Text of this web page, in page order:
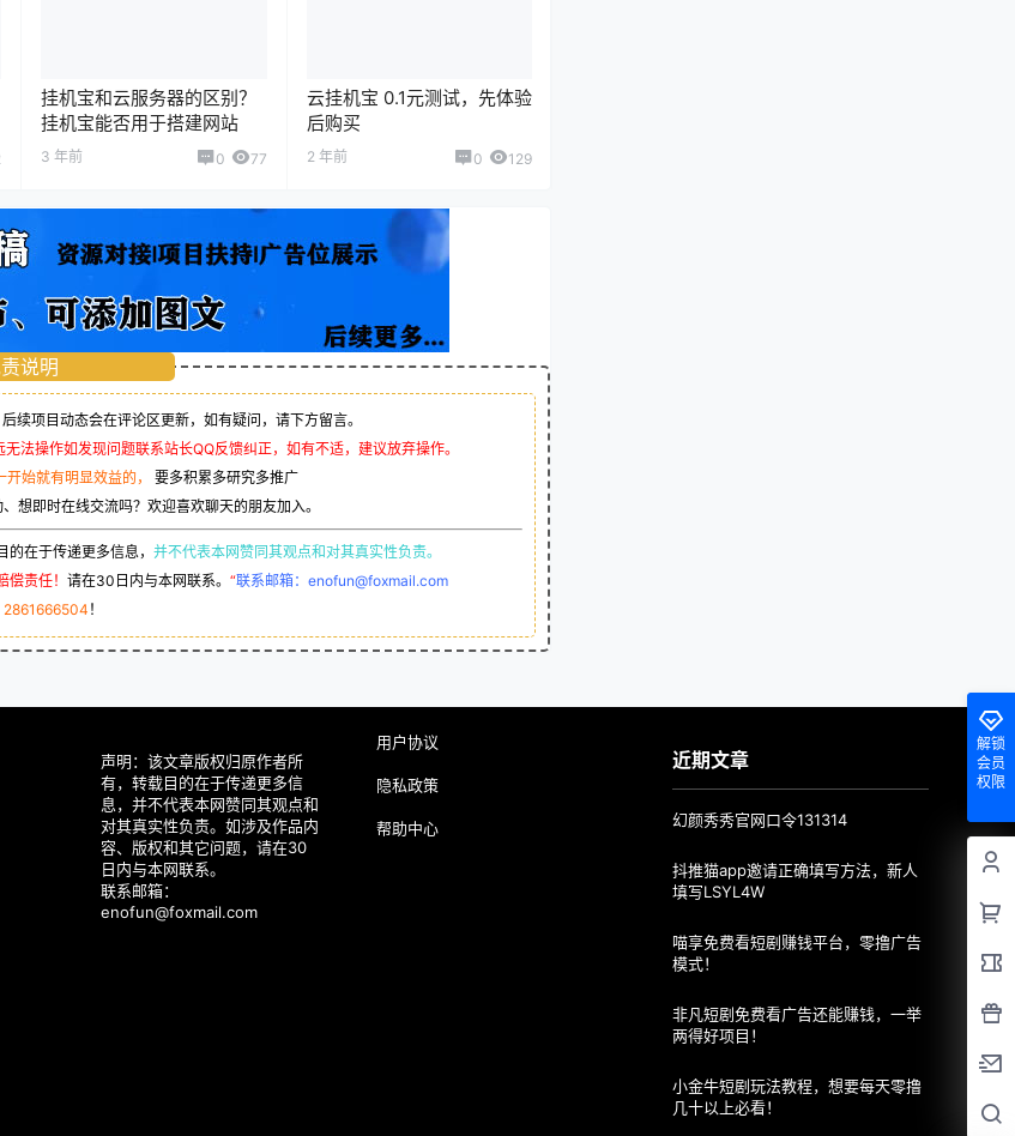
挂机宝和云服务器的区别？
挂机宝能否用于搭建网站
3 年前 0 77
云挂机宝 0.1元测试，先体验
后购买
2 年前 0 129
说明
项目动态会在评论区更新，如有疑问，请下方留言。
操作如发现问题联系站长QQ反馈纠正，如有不适，建议放弃操作。
始就有明显效益的，
要多积累多研究多推广
想即时在线交流吗？欢迎喜欢聊天的朋友加入。
在于传递更多信息， 并不代表本网赞同其观点和对其真实性负责。
责任！ 请在30日内与本网联系。 “联系邮箱：enofun@foxmail.com
2861666504 ！
解锁
会员
权限
声明：该文章版权归原作者所
有，转载目的在于传递更多信
息，并不代表本网赞同其观点和
对其真实性负责。如涉及作品内
容、版权和其它问题，请在30
日内与本网联系。
联系邮箱：
enofun@foxmail.com
用户协议
隐私政策
帮助中心
近期文章
幻颜秀秀官网口令131314
抖推猫app邀请正确填写方法，新人
填写LSYL4W
喵享免费看短剧赚钱平台，零撸广告
模式！
非凡短剧免费看广告还能赚钱，一举
两得好项目！
小金牛短剧玩法教程，想要每天零撸
几十以上必看！